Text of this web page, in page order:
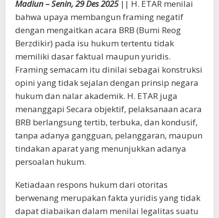
Madiun – Senin, 29 Des 2025 || H. ETAR menilai
bahwa upaya membangun framing negatif
dengan mengaitkan acara BRB (Bumi Reog
Berzdikir) pada isu hukum tertentu tidak
memiliki dasar faktual maupun yuridis.
Framing semacam itu dinilai sebagai konstruksi
opini yang tidak sejalan dengan prinsip negara
hukum dan nalar akademik. H. ETAR juga
menanggapi Secara objektif, pelaksanaan acara
BRB berlangsung tertib, terbuka, dan kondusif,
tanpa adanya gangguan, pelanggaran, maupun
tindakan aparat yang menunjukkan adanya
persoalan hukum.
Ketiadaan respons hukum dari otoritas
berwenang merupakan fakta yuridis yang tidak
dapat diabaikan dalam menilai legalitas suatu